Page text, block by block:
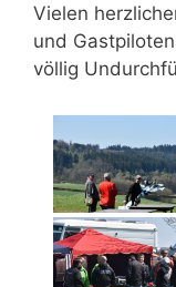
Vielen
und
völlig